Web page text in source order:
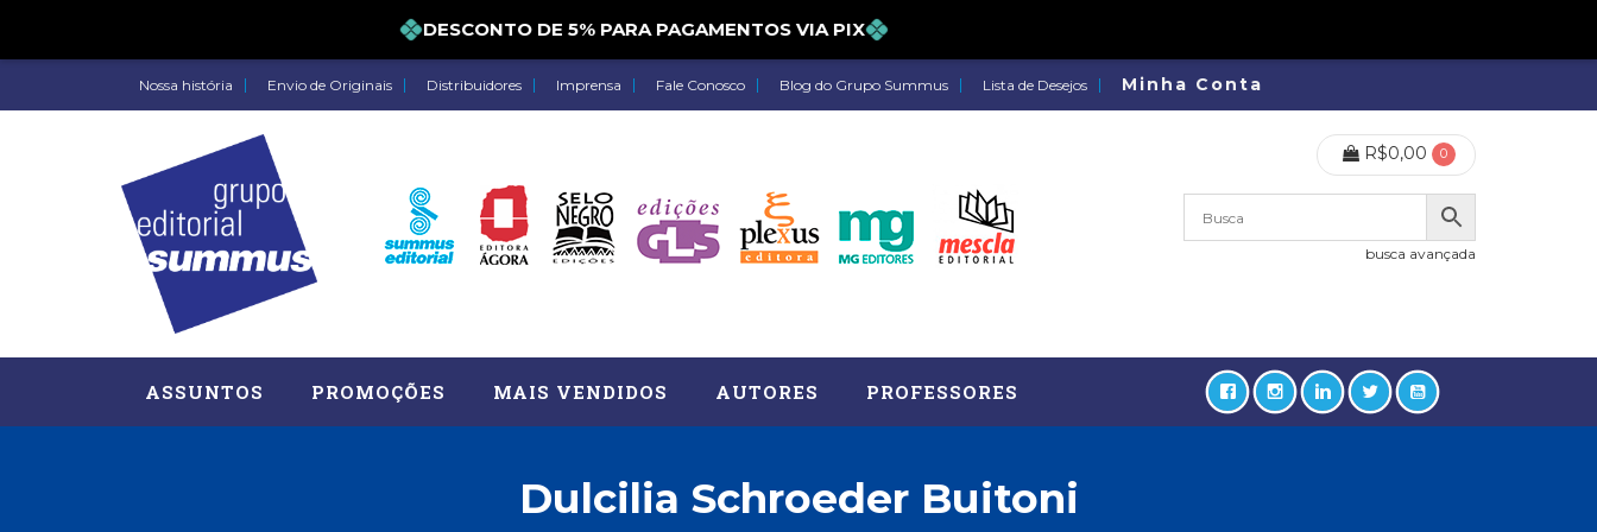
DESCONTO DE 5% PARA PAGAMENTOS VIA PIX
Nossa história Envio de Originais Distribuidores Imprensa Fale Conosco Blog do Grupo Summus Lista de Desejos Minha Conta
R$0,00 0
busca avançada
ASSUNTOS PROMOÇÕES MAIS VENDIDOS AUTORES PROFESSORES
Dulcilia Schroeder Buitoni